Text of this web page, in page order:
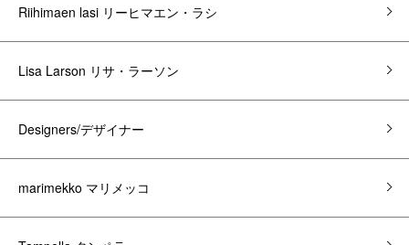
Riihimaen lasi リーヒマエン・ラシ
Lisa Larson リサ・ラーソン
Designers/デザイナー
marimekko マリメッコ